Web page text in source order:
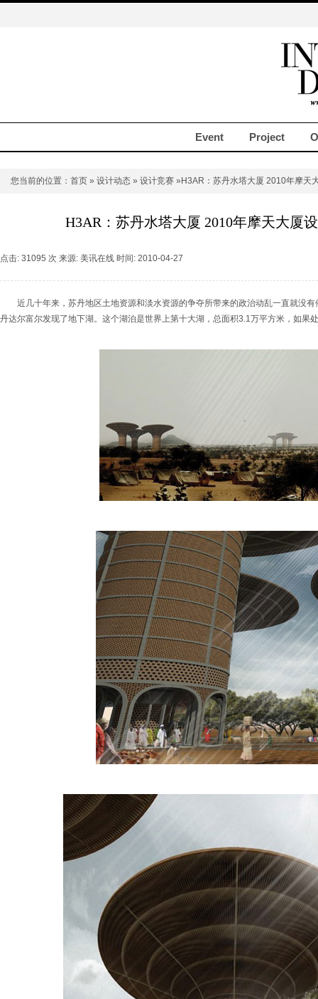
Event Project
您当前的位置： 首页 » 设计动态 » 设计竞赛 »H3AR：苏丹水塔大厦 2010年摩天
H3AR：苏丹水塔大厦 2010年摩天大厦
点击: 31095 次 来源: 美讯在线 时间: 2010-04-27
近几十年来，苏丹地区土地资源和淡水资源的争夺所带来的政治动乱一直就没有
丹达尔富尔发现了地下湖。这个湖泊是世界上第十大湖，总面积3.1万平方米，如果